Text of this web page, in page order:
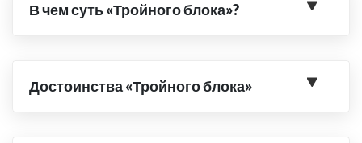
В чем суть «Тройного блока»?
Достоинства «Тройного блока»